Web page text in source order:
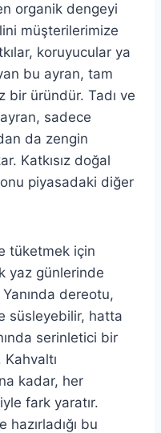
organik dengeyi
müşterilerimize
koruyucular ya
bu ayran, tam
bir üründür. Tadı ve
sadece
da zengin
Katkısız doğal
piyasadaki diğer
tüketmek için
yaz günlerinde
dereotu,
süsleyebilir, hatta
serinletici bir
kadar, her
fark yaratır.
bu